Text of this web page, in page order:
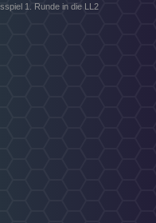
1. Runde in die LL2